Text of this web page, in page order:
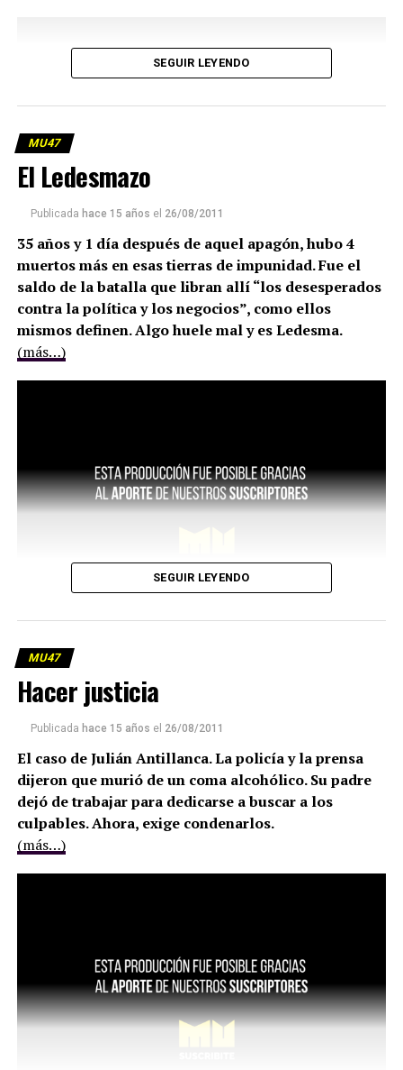
SEGUIR LEYENDO
MU47
El Ledesmazo
Publicada hace 15 años el 26/08/2011
35 años y 1 día después de aquel apagón, hubo 4
muertos más en esas tierras de impunidad. Fue el
saldo de la batalla que libran allí “los desesperados
contra la política y los negocios”, como ellos
mismos definen. Algo huele mal y es Ledesma.
(más…)
SEGUIR LEYENDO
MU47
Hacer justicia
Publicada hace 15 años el 26/08/2011
El caso de Julián Antillanca. La policía y la prensa
dijeron que murió de un coma alcohólico. Su padre
dejó de trabajar para dedicarse a buscar a los
culpables. Ahora, exige condenarlos.
(más…)